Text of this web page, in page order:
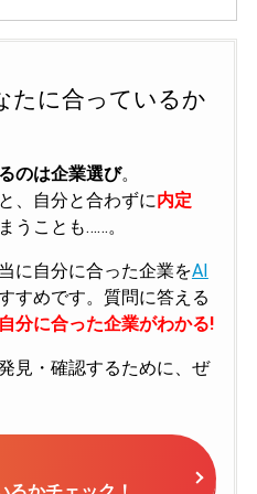
たに合っているか
のは企業選び。
、自分と合わずに内定
うことも……。
に自分に合った企業をAI
すめです。質問に答える
分に合った企業がわかる!
見・確認するために、ぜ